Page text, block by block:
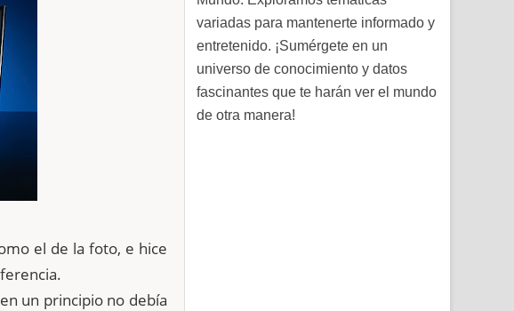
el de la foto, e hice
un principio no debía
variadas para mantenerte informado y
entretenido. ¡Sumérgete en un
universo de conocimiento y datos
fascinantes que te harán ver el mundo
de otra manera!